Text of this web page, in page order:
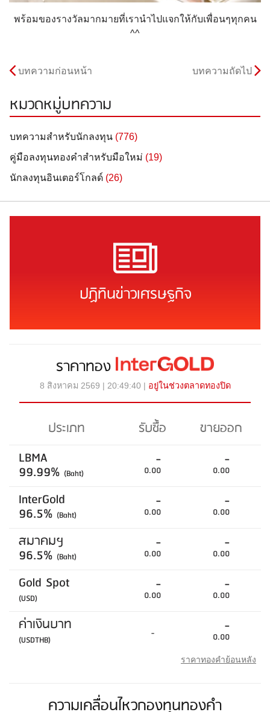
พร้อมของรางวัลมากมายที่เรานำไปแจกให้กับเพื่อนๆทุกคน
^^
บทความก่อนหน้า บทความถัดไป
หมวดหมู่บทความ
บทความสำหรับนักลงทุน (776)
คู่มือลงทุนทองคำสำหรับมือใหม่ (19)
นักลงทุนอินเตอร์โกลด์ (26)
ปฏิทินข่าวเศรษฐกิจ
ราคาทอง
8 สิงหาคม 2569 | 20:49:40 | อยู่ในช่วงตลาดทองปิด
ประเภท รับซื้อ
ขายออก
LBMA
99.99% (Baht)
-
0.00
-
0.00
InterGold
96.5% (Baht)
-
0.00
-
0.00
สมาคมฯ
96.5% (Baht)
-
0.00
-
0.00
Gold Spot
(USD)
-
0.00
-
0.00
ค่าเงินบาท
(USDTHB) - -
0.00
ราคาทองคำย้อนหลัง
ความเคลื่อนไหวกองทุนทองคำ